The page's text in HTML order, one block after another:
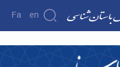
Fa En